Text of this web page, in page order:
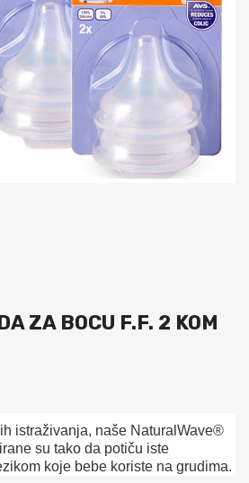
ZA BOCU F.F. 2 KOM
istraživanja, naše NaturalWave®
su tako da potiču iste
koje bebe koriste na grudima.